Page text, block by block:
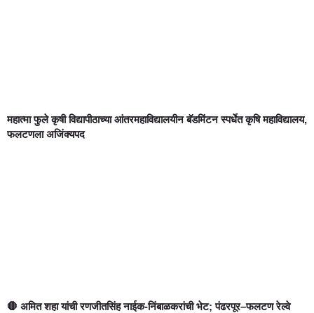
महात्मा फुले कृषी विद्यापीठाच्या आंतरमहाविद्यालयीन बॅडमिंटन स्पर्धेत कृषि महाविद्यालय,
फलटणला अजिंक्यपद
🛑 अमित शहा यांची रणजीतसिंह नाईक-निंबाळकरांची भेट; पंढरपूर–फलटण रेल्वे